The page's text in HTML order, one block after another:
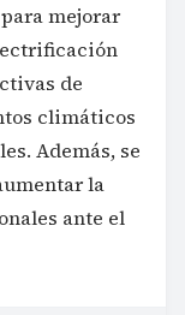
mejorar
de
climáticos
Además, se
la
ante el